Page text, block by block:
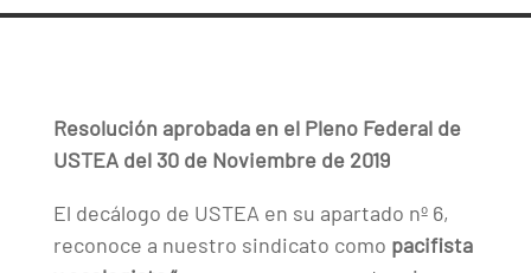
Resolución aprobada en el Pleno Federal de
USTEA del 30 de Noviembre de 2019
El decálogo de USTEA en su apartado nº 6,
reconoce a nuestro sindicato como pacifista